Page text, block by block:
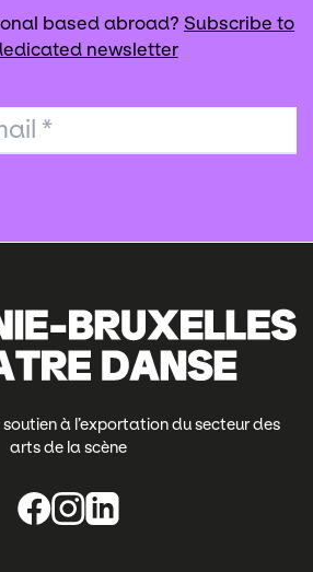
based abroad? Subscribe to
newsletter
*
à l’exportation du secteur des
arts de la scène